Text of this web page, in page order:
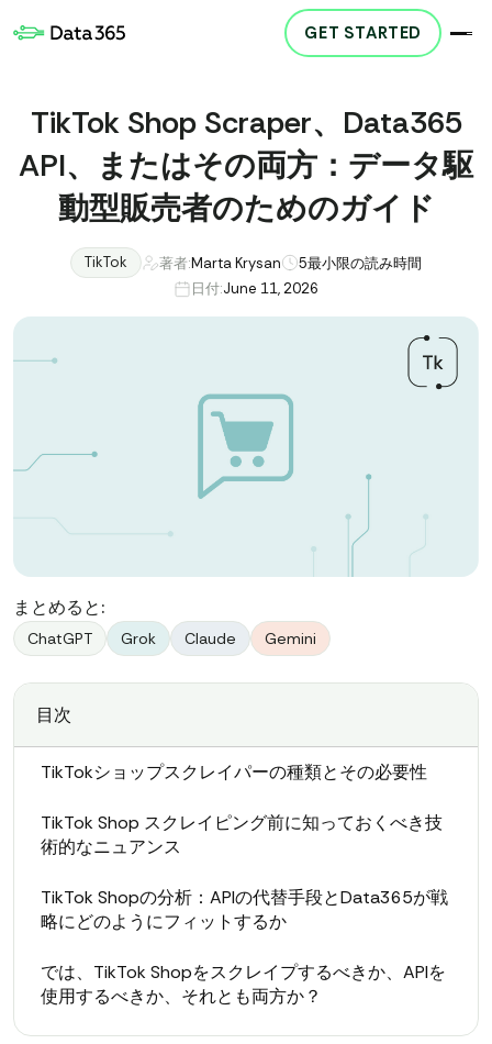
GET STARTED
TikTok Shop Scraper、Data365
API、またはその両方：データ駆
動型販売者のためのガイド
TikTok 著者:Marta Krysan 5最小限の読み時間
日付:June 11, 2026
まとめると:
ChatGPT Grok Claude Gemini
目次
TikTokショップスクレイパーの種類とその必要性
TikTok Shop スクレイピング前に知っておくべき技
術的なニュアンス
TikTok Shopの分析：APIの代替手段とData365が戦
略にどのようにフィットするか
では、TikTok Shopをスクレイプするべきか、APIを
使用するべきか、それとも両方か？